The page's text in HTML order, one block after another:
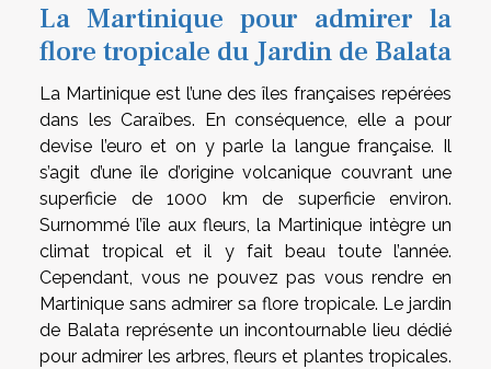
La Martinique pour admirer la
flore tropicale du Jardin de Balata
La Martinique est l’une des îles françaises repérées
dans les Caraïbes. En conséquence, elle a pour
devise l’euro et on y parle la langue française. Il
s’agit d’une île d’origine volcanique couvrant une
superficie de 1000 km de superficie environ.
Surnommé l’île aux fleurs, la Martinique intègre un
climat tropical et il y fait beau toute l’année.
Cependant, vous ne pouvez pas vous rendre en
Martinique sans admirer sa flore tropicale. Le jardin
de Balata représente un incontournable lieu dédié
pour admirer les arbres, fleurs et plantes tropicales.